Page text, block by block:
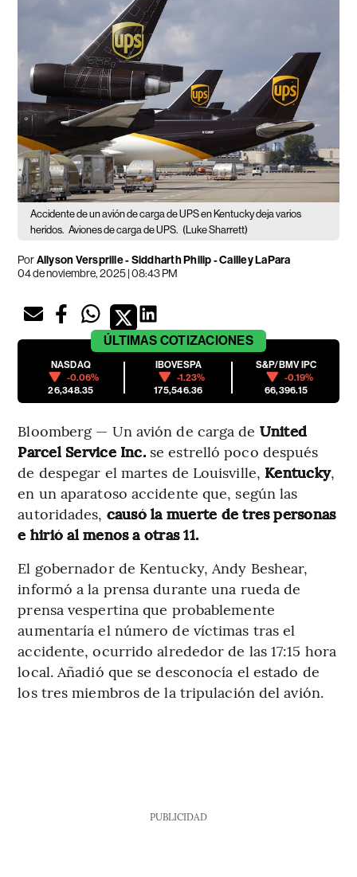
Accidente de un avión de carga de UPS en Kentucky deja varios
heridos. Aviones de carga de UPS. (Luke Sharrett)
PorAllyson Versprille - Siddharth Philip - Cailley LaPara
04 de noviembre, 2025 | 08:43 PM
ÚLTIMAS COTIZACIONES
NASDAQ
-0.06%
26,348.35
IBOVESPA
-1.23%
175,546.36
S&P/BMV IPC
-0.19%
66,396.15
Bloomberg — Un avión de carga de United
Parcel Service Inc.se estrelló poco después
de despegar el martes de Louisville, Kentucky,
en un aparatoso accidente que, según las
autoridades, causó la muerte de tres personas
e hirió al menos a otras 11.
El gobernador de Kentucky, Andy Beshear,
informó a la prensa durante una rueda de
prensa vespertina que probablemente
aumentaría el número de víctimas tras el
accidente, ocurrido alrededor de las 17:15 hora
local. Añadió que se desconocía el estado de
los tres miembros de la tripulación del avión.
PUBLICIDAD